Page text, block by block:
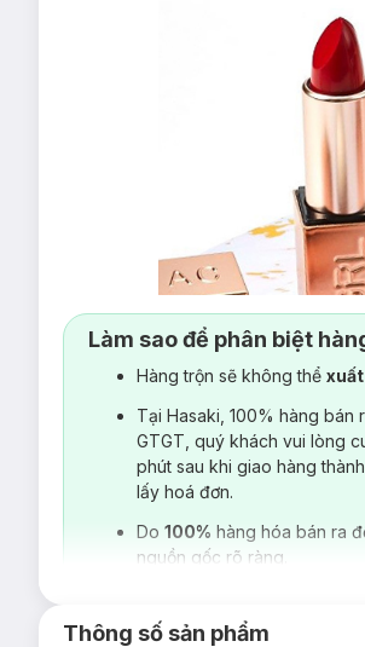
Làm sao để phân biệt
Hàng trộn sẽ không thể xuất
Tại Hasaki, 100% hàng bán
GTGT, quý khách vui lòng
phút sau khi giao hàng
lấy hoá đơn.
Do 100% hàng hóa bán ra
nguồn gốc rõ ràng.
Thông số sản phẩm